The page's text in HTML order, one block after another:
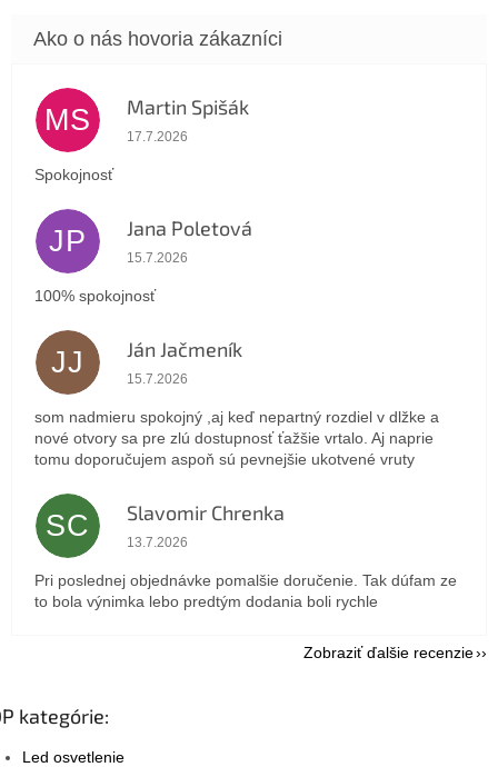
MS Martin Spišák
Hodnotenie obchodu je 5 z 5 hviezdičiek.
17.7.2026
Spokojnosť
JP Jana Poletová
Hodnotenie obchodu je 5 z 5 hviezdičiek.
15.7.2026
100% spokojnosť
JJ Ján Jačmeník
Hodnotenie obchodu je 5 z 5 hviezdičiek.
15.7.2026
som nadmieru spokojný ,aj keď nepartný rozdiel v dlžke a
nové otvory sa pre zlú dostupnosť ťažšie vrtalo. Aj naprie
tomu doporučujem aspoň sú pevnejšie ukotvené vruty
SC Slavomir Chrenka
Hodnotenie obchodu je 5 z 5 hviezdičiek.
13.7.2026
Pri poslednej objednávke pomalšie doručenie. Tak dúfam ze
to bola výnimka lebo predtým dodania boli rychle
Zobraziť ďalšie recenzie
kategórie:
Led osvetlenie